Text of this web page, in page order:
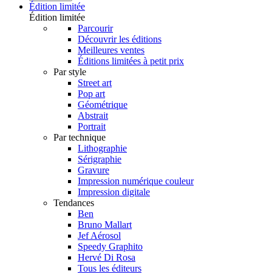
Édition limitée
Édition limitée
Parcourir
Découvrir les éditions
Meilleures ventes
Éditions limitées à petit prix
Par style
Street art
Pop art
Géométrique
Abstrait
Portrait
Par technique
Lithographie
Sérigraphie
Gravure
Impression numérique couleur
Impression digitale
Tendances
Ben
Bruno Mallart
Jef Aérosol
Speedy Graphito
Hervé Di Rosa
Tous les éditeurs